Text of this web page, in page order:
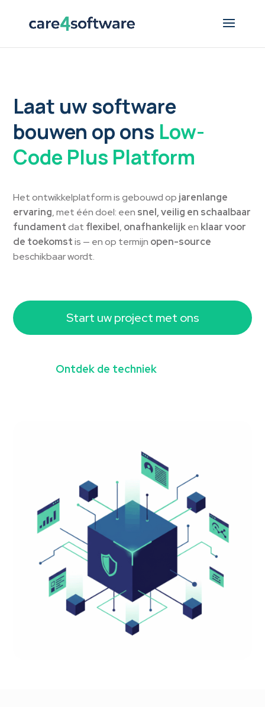
Laat uw software
bouwen op ons Low-
Code Plus Platform
Het ontwikkelplatform is gebouwd op jarenlange
ervaring, met één doel: een snel, veilig en schaalbaar
fundamentdat flexibel, onafhankelijken klaar voor
de toekomstis — en op termijn open-source
beschikbaar wordt.
Start uw project met ons
Ontdek de techniek